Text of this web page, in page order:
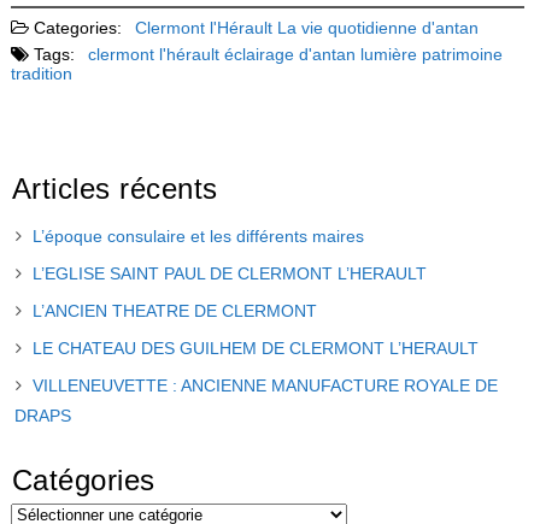
Categories: Clermont l'Hérault La vie quotidienne d'antan
Tags:
clermont l'hérault éclairage d'antan lumière patrimoine
tradition
Articles récents
L’époque consulaire et les différents maires
L’EGLISE SAINT PAUL DE CLERMONT L’HERAULT
L’ANCIEN THEATRE DE CLERMONT
LE CHATEAU DES GUILHEM DE CLERMONT L’HERAULT
VILLENEUVETTE : ANCIENNE MANUFACTURE ROYALE DE
DRAPS
Catégories